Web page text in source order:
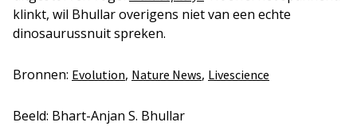
klinkt, wil Bhullar overigens niet van een echte
dinosaurussnuit spreken.
Bronnen: Evolution, Nature News, Livescience
Beeld: Bhart-Anjan S. Bhullar